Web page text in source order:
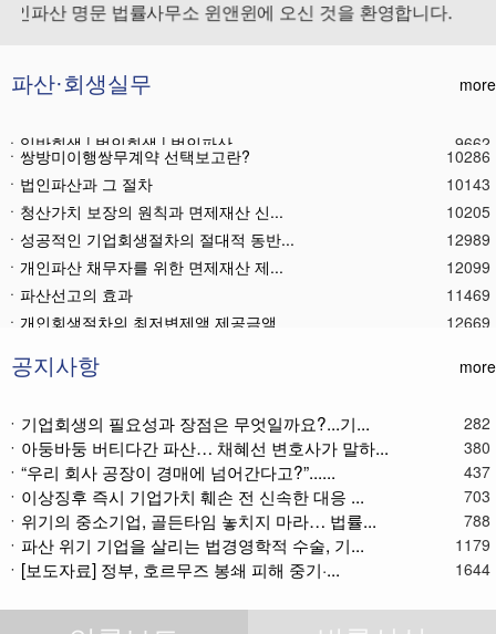
파산 명문 법률사무소 윈앤윈에 오신 것을 환영합니다.
파산·회생실무 more
ㆍ쌍방미이행쌍무계약 선택보고란?
10286
ㆍ법인파산과 그 절차
ㆍ청산가치 보장의 원칙과 면제재산 신...
ㆍ성공적인 기업회생절차의 절대적 동반...
ㆍ개인파산 채무자를 위한 면제재산 제...
ㆍ파산선고의 효과
ㆍ 개인회생절차의 최저변제액 제공금액
ㆍ기업회생제도와 기업파산제도
11617
ㆍ법인파산 후 이사의 연대보증책임 해...
11572
ㆍ법인파산절차와 기업회생절차 개요
11866
ㆍ개인회생재단채권(우선권이 있는 채권...
11112
ㆍ개인회생재단이란?
11035
ㆍ개인회생채권이란?
11272
ㆍ가용소득이란?
11220
ㆍ회생신청 후 경매절차 정지신청은?
ㆍ별제권부 채권(회생절차에서의 근저당...
12174
공지사항 more
ㆍ기업회생의 필요성과 장점은 무엇일까요?...기... 282
ㆍ아둥바둥 버티다간 파산… 채혜선 변호사가 말하... 380
ㆍ“우리 회사 공장이 경매에 넘어간다고?”...... 437
ㆍ이상징후 즉시 기업가치 훼손 전 신속한 대응 ... 703
ㆍ위기의 중소기업, 골든타임 놓치지 마라… 법률... 788
ㆍ파산 위기 기업을 살리는 법경영학적 수술, 기... 1179
ㆍ[보도자료] 정부, 호르무즈 봉쇄 피해 중기·... 1644